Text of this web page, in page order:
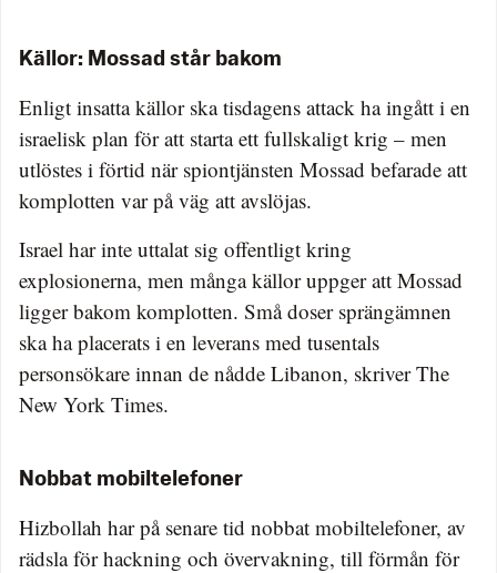
Källor: Mossad står bakom
Enligt insatta källor ska tisdagens attack ha ingått i en
israelisk plan för att starta ett fullskaligt krig – men
utlöstes i förtid när spiontjänsten Mossad befarade att
komplotten var på väg att avslöjas.
Israel har inte uttalat sig offentligt kring
explosionerna, men många källor uppger att Mossad
ligger bakom komplotten. Små doser sprängämnen
ska ha placerats i en leverans med tusentals
personsökare innan de nådde Libanon, skriver The
New York Times.
Nobbat mobiltelefoner
Hizbollah har på senare tid nobbat mobiltelefoner, av
rädsla för hackning och övervakning, till förmån för